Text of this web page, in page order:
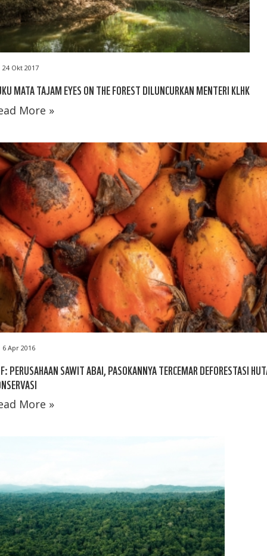
24 Okt 2017
MATA TAJAM EYES ON THE FOREST DILUNCURKAN MENTERI KLHK
More »
6 Apr 2016
PERUSAHAAN SAWIT ABAI, PASOKANNYA TERCEMAR DEFORESTASI
More »